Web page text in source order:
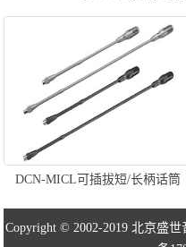
DCN-MICL可插拔短/长柄话筒
Copyright © 2002-2019 北京盛